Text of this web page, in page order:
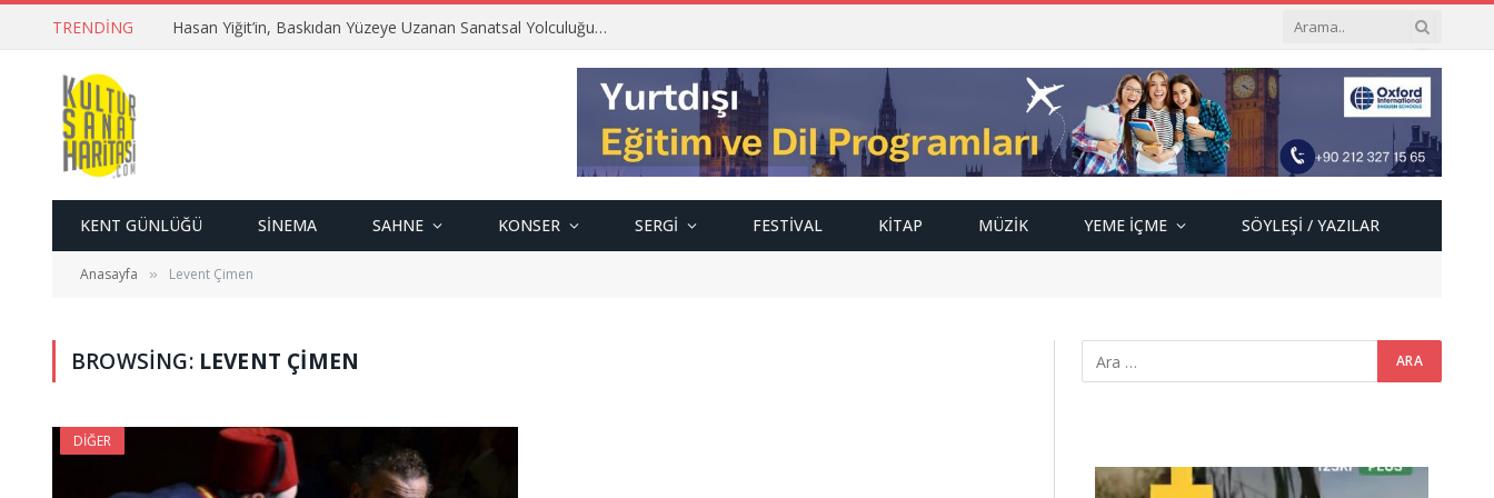
TRENDING Hasan Yiğit’in, Baskıdan Yüzeye Uzanan Sanatsal Yolculuğu…
KENT GÜNLÜĞÜ SINEMA SAHNE KONSER SERGI FESTIVAL KITAP MÜZIK YEME İÇME SÖYLEŞI / YAZILAR
Anasayfa » Levent Çimen
BROWSING: LEVENT ÇIMEN
DIĞER
Video